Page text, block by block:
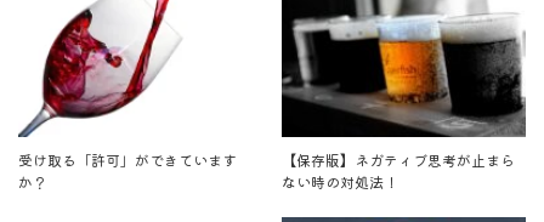
受け取る「許可」ができています
か？
【保存版】ネガティブ思考が止まら
ない時の対処法！